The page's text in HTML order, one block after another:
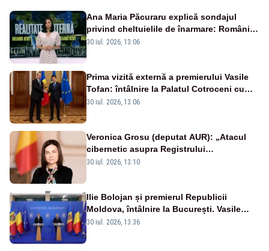
Ana Maria Păcuraru explică sondajul
privind cheltuielile de înarmare: Românii
cer transparență în achiziții și un echilibru
30 iul. 2026, 13:06
Prima vizită externă a premierului Vasile
Tofan: întâlnire la Palatul Cotroceni cu
președintele Nicușor Dan
30 iul. 2026, 13:06
Veronica Grosu (deputat AUR): „Atacul
cibernetic asupra Registrului
Proprietăților transmite un semnal de
30 iul. 2026, 13:10
Ilie Bolojan și premierul Republicii
Moldova, întâlnire la București. Vasile
Tofan, primit cu onoruri militare
30 iul. 2026, 13:36